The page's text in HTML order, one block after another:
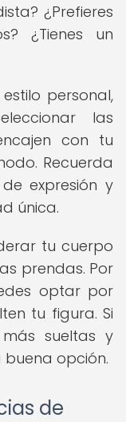
¿Prefieres
¿Tienes un
personal,
las
con tu
Recuerda
expresión y
única.
tu cuerpo
prendas. Por
optar por
tu figura. Si
sueltas y
opción.
de